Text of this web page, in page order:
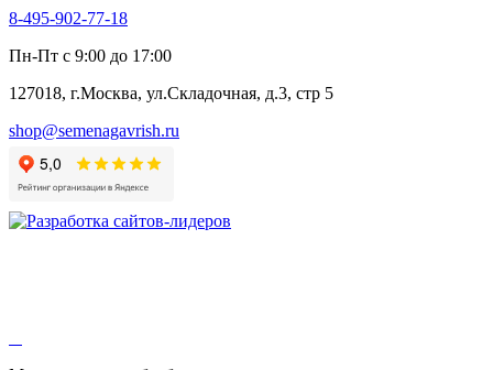
8-495-902-77-18
Пн-Пт с 9:00 до 17:00
127018, г.Москва, ул.Складочная, д.3, стр 5
shop@semenagavrish.ru